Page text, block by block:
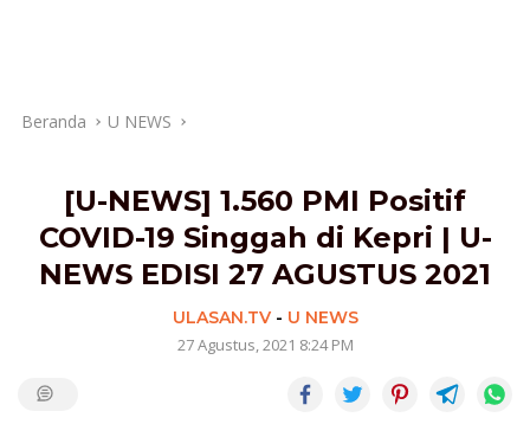
Beranda U NEWS
[U-NEWS] 1.560 PMI Positif
COVID-19 Singgah di Kepri | U-
NEWS EDISI 27 AGUSTUS 2021
ULASAN.TV- U NEWS
27 Agustus, 2021 8:24 PM